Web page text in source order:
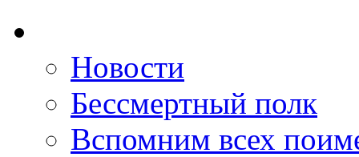
Новости
Бессмертный полк
Вспомним всех